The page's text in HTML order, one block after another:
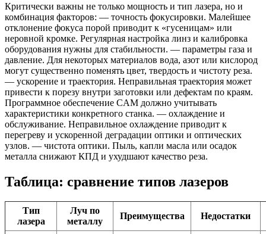
Критически важны не только мощность и тип лазера, но и
комбинация факторов: — точность фокусировки. Малейшее
отклонение фокуса порой приводит к «гусеницам» или
неровной кромке. Регулярная настройка линз и калибровка
оборудования нужны для стабильности. — параметры газа и
давление. Для некоторых материалов вода, азот или кислород
могут существенно поменять цвет, твердость и чистоту реза.
— ускорение и траектория. Неправильная траектория может
привести к порезу внутри заготовки или дефектам по краям.
Программное обеспечение CAM должно учитывать
характеристики конкретного станка. — охлаждение и
обслуживание. Неправильное охлаждение приводит к
перегреву и ускоренной деградации оптики и оптических
узлов. — чистота оптики. Пыль, капли масла или осадок
металла снижают КПД и ухудшают качество реза.
Таблица: сравнение типов лазеров
Тип
лазера
Луч по
металлу
Преимущества Недостатки